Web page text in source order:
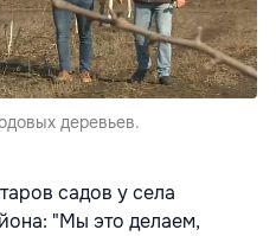
деревьев.
садов у села
"Мы это делаем,